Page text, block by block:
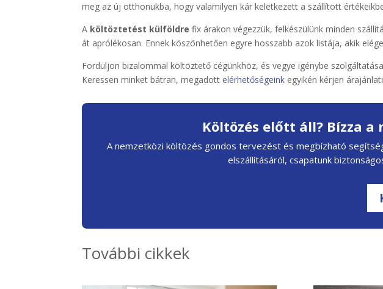
meg az új otthonukba, hogy valamilyen kár keletkezett a szállított
A költöztetést külföldrefix árakon végezzük, felkészülünk minden
át aprólékosan. Ennek köszönhetően egyre hosszabb azok listája, akik
Forduljon bizalommal költöztető cégünkhöz, és vegye igénybe
Keressen minket bátran, megadottelérhetőségeink egyikén kérjen
Költözés előtt áll? Bízza
A nemzetközi költözés gondos tervezést és megbízható
elszállításáról, csapatunk
További cikkek